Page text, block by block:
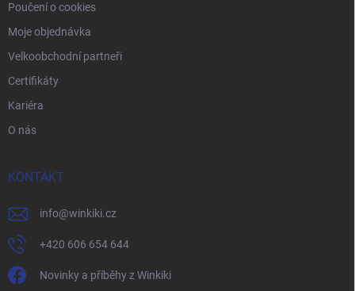
Poučení o cookies
Moje objednávka
Velkoobchodní partneři
Certifikáty
Kariéra
O nás
KONTAKT
info@winkiki.cz
+420 606 654 644
Novinky a příběhy z Winkiki